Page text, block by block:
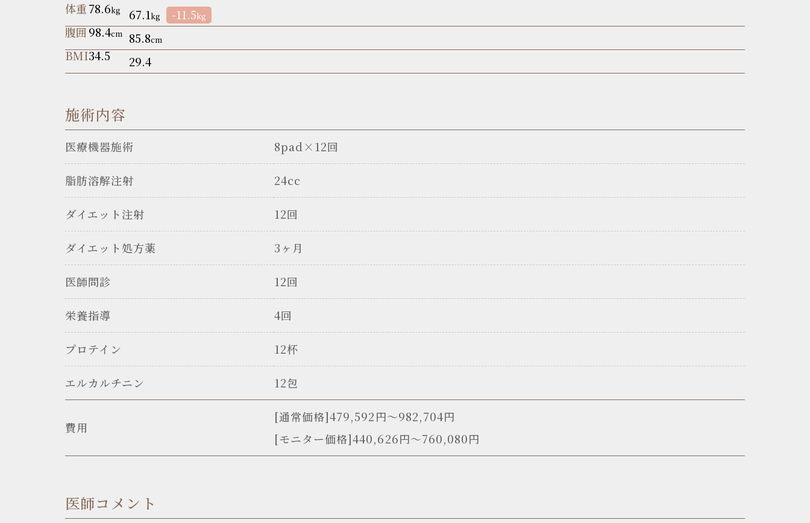
体重78.6kg 67.1 kg -11.5kg
腹囲98.4cm 85.8cm
BMI34.5 29.4
施術内容
医療機器施術 8pad×12回
脂肪溶解注射 24cc
ダイエット注射 12回
ダイエット処方薬 3ヶ月
医師問診 12回
栄養指導 4回
プロテイン 12杯
エルカルチニン 12包
費用
[通常価格]479,592円〜982,704円
[モニター価格]440,626円～760,080円
医師コメント